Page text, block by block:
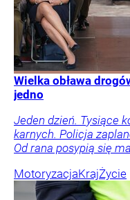
Wielka obława
jedno
Jeden dzień. Tysiące
karnych. Policja
Od rana posypią się
MotoryzacjaKrajŻycie